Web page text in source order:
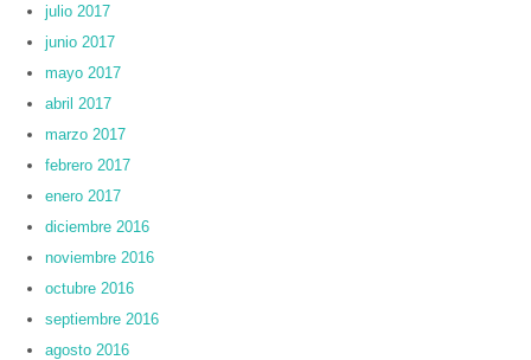
julio 2017
junio 2017
mayo 2017
abril 2017
marzo 2017
febrero 2017
enero 2017
diciembre 2016
noviembre 2016
octubre 2016
septiembre 2016
agosto 2016